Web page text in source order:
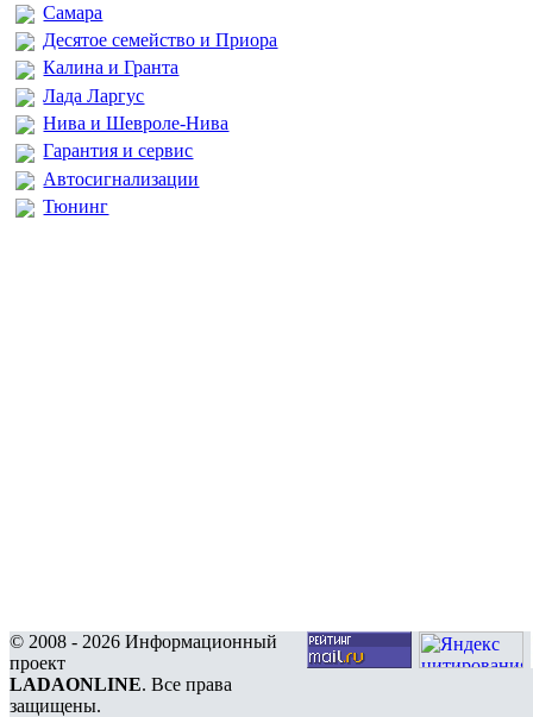
Самара
Десятое семейство и Приора
Калина и Гранта
Лада Ларгус
Нива и Шевроле-Нива
Гарантия и сервис
Автосигнализации
Тюнинг
© 2008 - 2026 Информационный
проект
LADAONLINE. Все права
защищены.